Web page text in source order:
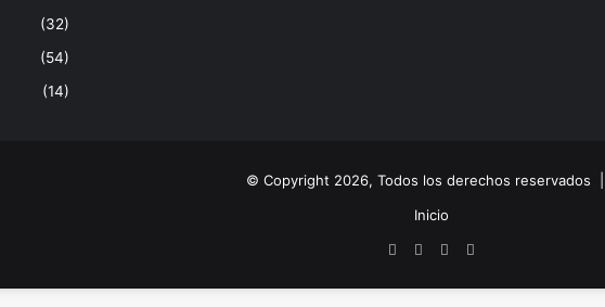
(32)
(54)
(14)
© Copyright 2026, Todos los derechos reservados |
Inicio
Facebook
X YouTubeInstagram